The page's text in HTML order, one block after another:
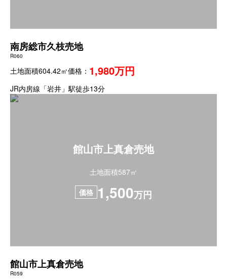
南房総市久枝売地
R060
土地面積604.42㎡価格： 1,980万円
JR内房線「岩井」駅徒歩13分
館山市上真倉売地
土地面積587㎡
価格 1,500万円
館山市上真倉売地
R059